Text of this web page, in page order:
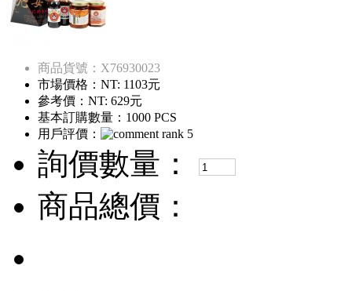
商品貨號：X76930023
市場價格： NT: 1103元
參考價： NT: 629元
基本訂購數量：1000 PCS
用戶評價：
詢價數量：
商品總價：